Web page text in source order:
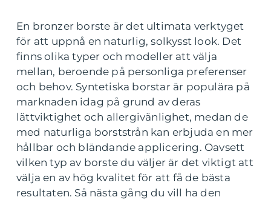
En bronzer borste är det ultimata verktyget
för att uppnå en naturlig, solkysst look. Det
finns olika typer och modeller att välja
mellan, beroende på personliga preferenser
och behov. Syntetiska borstar är populära på
marknaden idag på grund av deras
lättviktighet och allergivänlighet, medan de
med naturliga borststrån kan erbjuda en mer
hållbar och bländande applicering. Oavsett
vilken typ av borste du väljer är det viktigt att
välja en av hög kvalitet för att få de bästa
resultaten. Så nästa gång du vill ha den